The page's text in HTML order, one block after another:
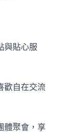
與貼心服
歡自在交流
體聚會，享